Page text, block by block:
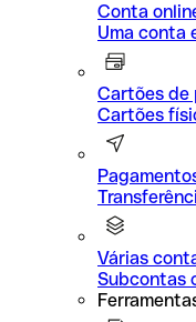
Conta
Uma conta
Cartões de
Cartões
Várias
Subcontas